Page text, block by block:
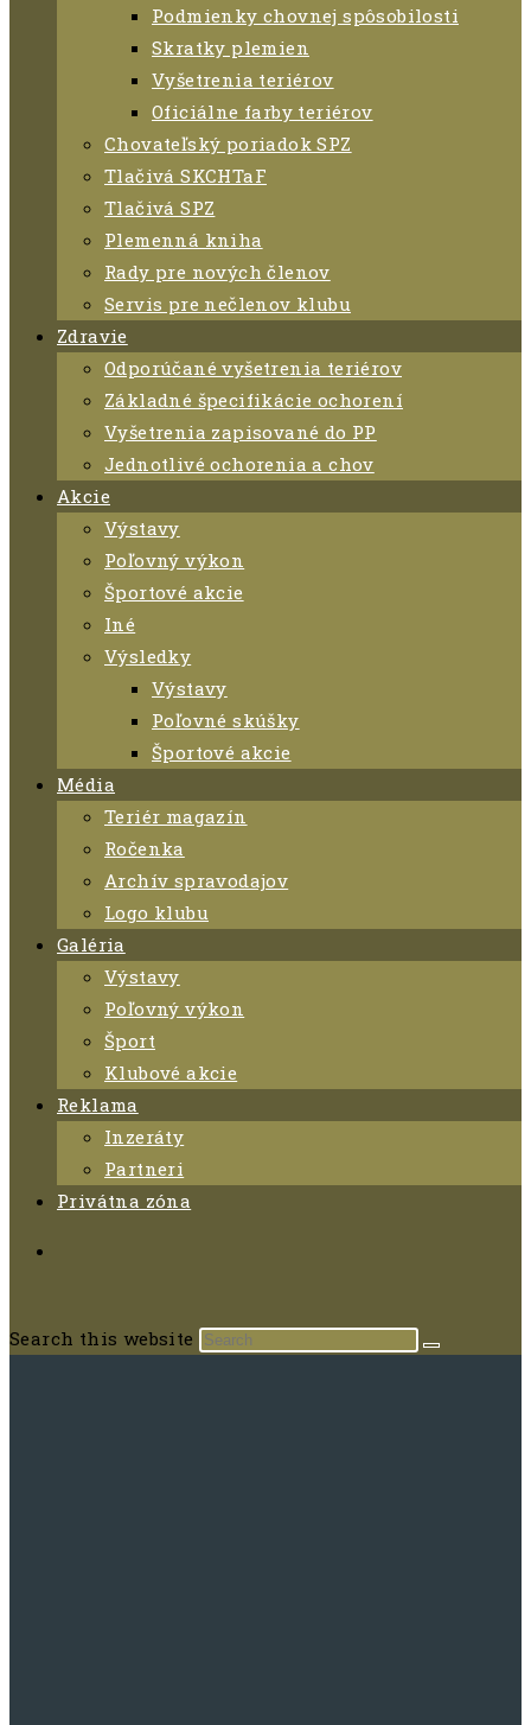
Podmienky chovnej spôsobilosti
Skratky plemien
Vyšetrenia teriérov
Oficiálne farby teriérov
Chovateľský poriadok SPZ
Tlačivá SKCHTaF
Tlačivá SPZ
Plemenná kniha
Rady pre nových členov
Servis pre nečlenov klubu
Zdravie
Odporúčané vyšetrenia teriérov
Základné špecifikácie ochorení
Vyšetrenia zapisované do PP
Jednotlivé ochorenia a chov
Akcie
Výstavy
Poľovný výkon
Športové akcie
Iné
Výsledky
Výstavy
Poľovné skúšky
Športové akcie
Média
Teriér magazín
Ročenka
Archív spravodajov
Logo klubu
Galéria
Výstavy
Poľovný výkon
Šport
Klubové akcie
Reklama
Inzeráty
Partneri
Privátna zóna
Search this website